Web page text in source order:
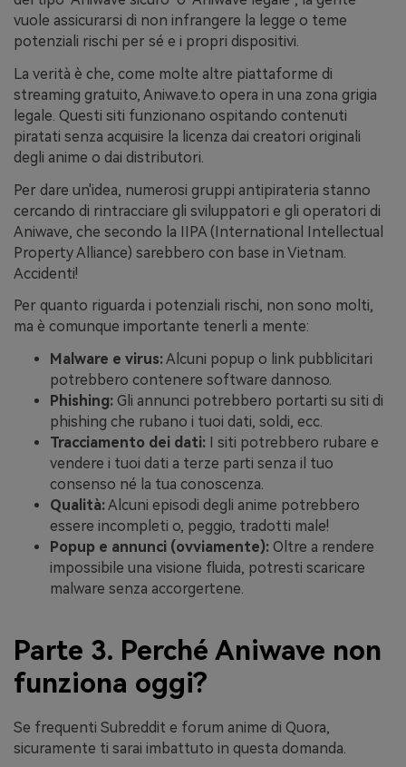
vuole assicurarsi di non infrangere la legge o teme
potenziali rischi per sé e i propri dispositivi.
La verità è che, come molte altre piattaforme di
streaming gratuito, Aniwave.to opera in una zona grigia
legale. Questi siti funzionano ospitando contenuti
piratati senza acquisire la licenza dai creatori originali
degli anime o dai distributori.
Per dare un'idea, numerosi gruppi antipirateria stanno
cercando di rintracciare gli sviluppatori e gli operatori di
Aniwave, che secondo la IIPA (International Intellectual
Property Alliance) sarebbero con base in Vietnam.
Accidenti!
Per quanto riguarda i potenziali rischi, non sono molti,
ma è comunque importante tenerli a mente:
Malware e virus:Alcuni popup o link pubblicitari
potrebbero contenere software dannoso.
Phishing: Gli annunci potrebbero portarti su siti di
phishing che rubano i tuoi dati, soldi, ecc.
Tracciamento dei dati: I siti potrebbero rubare e
vendere i tuoi dati a terze parti senza il tuo
consenso né la tua conoscenza.
Qualità:Alcuni episodi degli anime potrebbero
essere incompleti o, peggio, tradotti male!
Popup e annunci (ovviamente): Oltre a rendere
impossibile una visione fluida, potresti scaricare
malware senza accorgertene.
Parte 3. Perché Aniwave non
funziona oggi?
Se frequenti Subreddit e forum anime di Quora,
sicuramente ti sarai imbattuto in questa domanda.